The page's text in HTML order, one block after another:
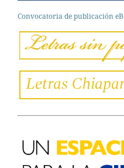
Convocatoria de publicación